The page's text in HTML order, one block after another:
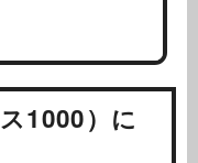
1000）に